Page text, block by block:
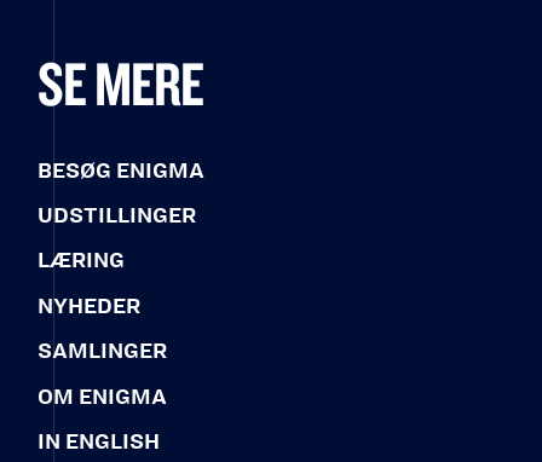
SE MERE
BESØG ENIGMA
UDSTILLINGER
LÆRING
NYHEDER
SAMLINGER
OM ENIGMA
IN ENGLISH